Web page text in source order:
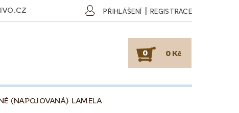
PŘIHLÁŠENÍ | REGISTRACE
0 0 Kč
(NAPOJOVANÁ) LAMELA